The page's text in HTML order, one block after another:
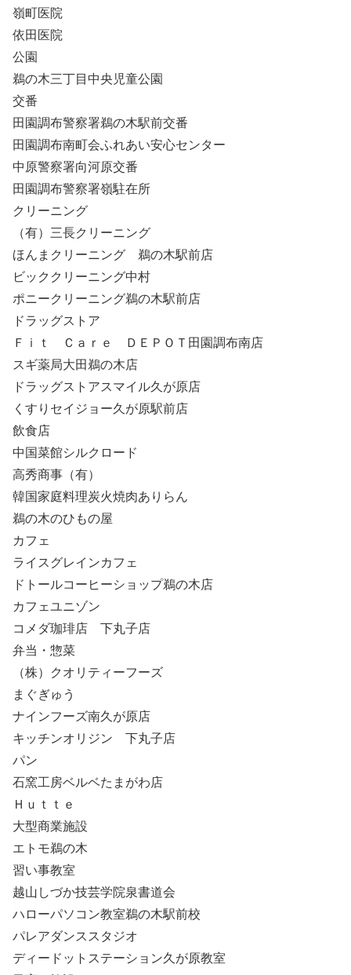
嶺町医院
依田医院
公園
鵜の木三丁目中央児童公園
交番
田園調布警察署鵜の木駅前交番
田園調布南町会ふれあい安心センター
中原警察署向河原交番
田園調布警察署嶺駐在所
クリーニング
（有）三長クリーニング
ほんまクリーニング 鵜の木駅前店
ビッククリーニング中村
ポニークリーニング鵜の木駅前店
ドラッグストア
Ｆｉｔ Ｃａｒｅ ＤＥＰＯＴ田園調布南店
スギ薬局大田鵜の木店
ドラッグストアスマイル久が原店
くすりセイジョー久が原駅前店
飲食店
中国菜館シルクロード
高秀商事（有）
韓国家庭料理炭火焼肉ありらん
鵜の木のひもの屋
カフェ
ライスグレインカフェ
ドトールコーヒーショップ鵜の木店
カフェユニゾン
コメダ珈琲店 下丸子店
弁当・惣菜
（株）クオリティーフーズ
まぐぎゅう
ナインフーズ南久が原店
キッチンオリジン 下丸子店
パン
石窯工房ベルベたまがわ店
Ｈｕｔｔｅ
大型商業施設
エトモ鵜の木
習い事教室
越山しづか技芸学院泉書道会
ハローパソコン教室鵜の木駅前校
パレアダンススタジオ
ディードットステーション久が原教室